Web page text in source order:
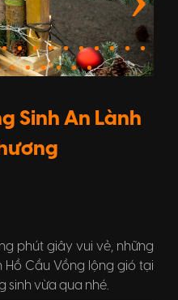
Sinh An Lành
phút giây vui vẻ, những
Hồ Cầu Vồng lộng gió tại
sinh vừa qua nhé.